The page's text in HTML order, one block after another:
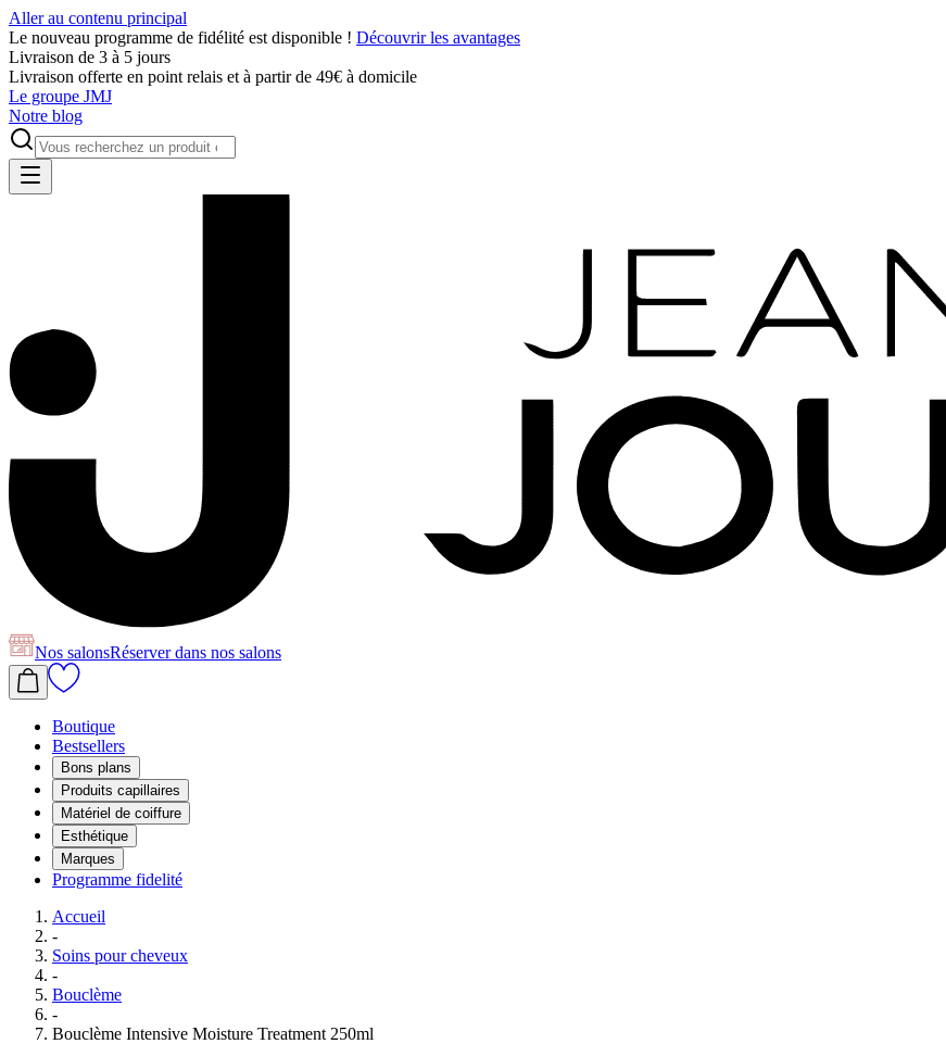
Aller au contenu principal
Le nouveau programme de fidélité est disponible ! Découvrir les avantages
Livraison de 3 à 5 jours
Livraison offerte en point relais et à partir de 49€ à domicile
Le groupe JMJ
Notre blog
Nos salonsRéserverdans nos salons
Boutique
Bestsellers
Bons plans
Produits capillaires
Matériel de coiffure
Esthétique
Marques
Programme fidelité
Accueil
-
Soins pour cheveux
-
Bouclème
-
Bouclème Intensive Moisture Treatment 250ml